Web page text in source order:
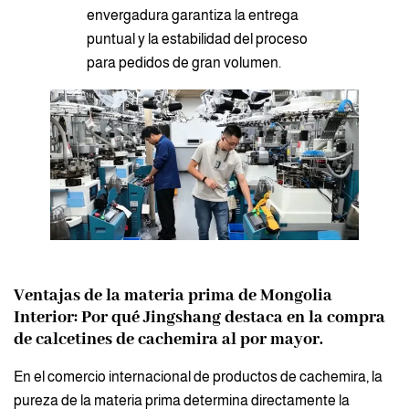
envergadura garantiza la entrega
puntual y la estabilidad del proceso
para pedidos de gran volumen.
Ventajas de la materia prima de Mongolia
Interior: Por qué Jingshang destaca en la compra
de calcetines de cachemira al por mayor.
En el comercio internacional de productos de cachemira, la
pureza de la materia prima determina directamente la